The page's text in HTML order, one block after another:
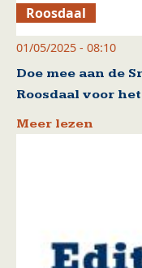
Roosdaal
01/05/2025 - 08:10
Doe mee aan de
Roosdaal voor
Meer lezen